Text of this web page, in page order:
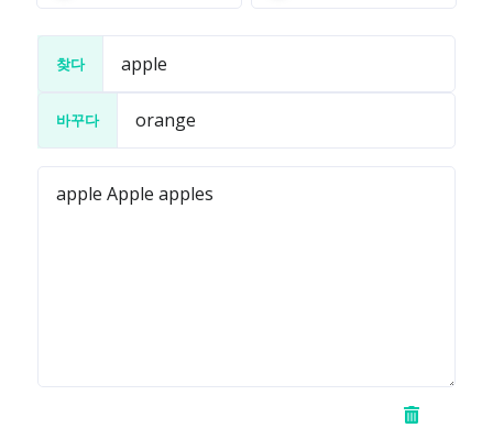
찾다
바꾸다